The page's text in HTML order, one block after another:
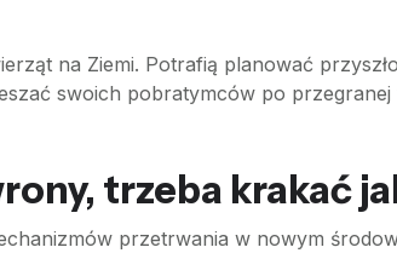
na Ziemi. Potrafią planować
swoich pobratymców po
trzeba krakać
przetrwania w nowym